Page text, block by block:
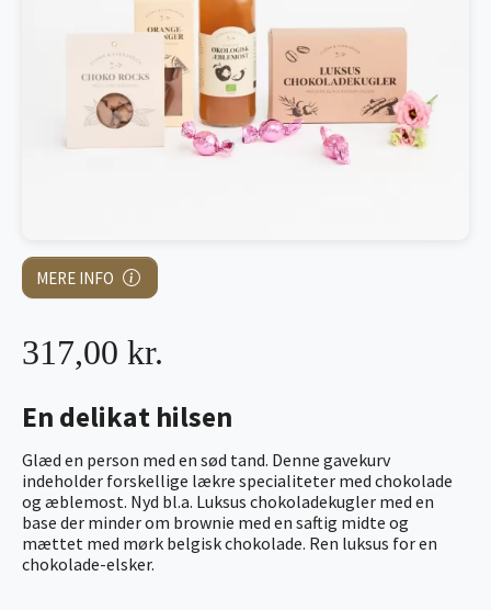
MERE INFO
En delikat hilsen
Glæd en person med en sød tand. Denne gavekurv
indeholder forskellige lækre specialiteter med chokolade
og æblemost. Nyd bl.a. Luksus chokoladekugler med en
base der minder om brownie med en saftig midte og
mættet med mørk belgisk chokolade. Ren luksus for en
chokolade-elsker.
317,00 kr.